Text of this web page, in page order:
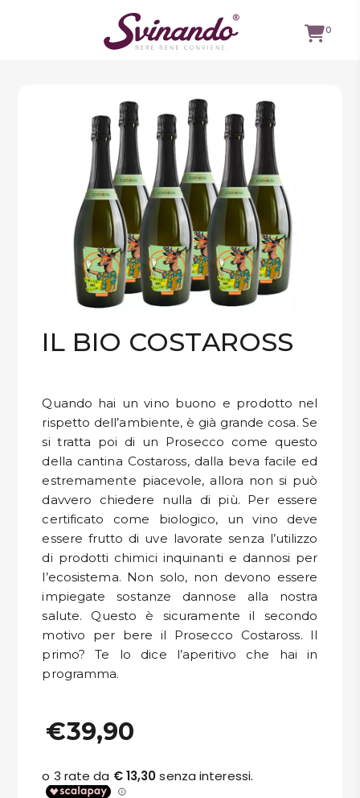
0
VINI ROSSI
BOLLICINE
CAVEAU
SPIRITS
TUTTO A
-30%
Accedi
Card
Preferiti
Blog
IL BIO COSTAROSS
Quando hai un vino buono e prodotto nel
rispetto dell’ambiente, è già grande cosa. Se
si tratta poi di un Prosecco come questo
della cantina Costaross, dalla beva facile ed
estremamente piacevole, allora non si può
davvero chiedere nulla di più. Per essere
certificato come biologico, un vino deve
essere frutto di uve lavorate senza l’utilizzo
di prodotti chimici inquinanti e dannosi per
l’ecosistema. Non solo, non devono essere
impiegate sostanze dannose alla nostra
salute. Questo è sicuramente il secondo
motivo per bere il Prosecco Costaross. Il
primo? Te lo dice l’aperitivo che hai in
programma.
€39,90